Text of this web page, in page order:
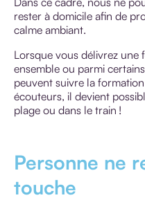
rester à domicile afin de
calme ambiant.
Lorsque vous délivrez une
ensemble ou parmi
peuvent suivre la
écouteurs, il devient
plage ou dans le train !
Personne ne
touche